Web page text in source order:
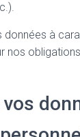
données à
nos